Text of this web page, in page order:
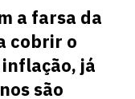
a farsa da
cobrir o
já
são